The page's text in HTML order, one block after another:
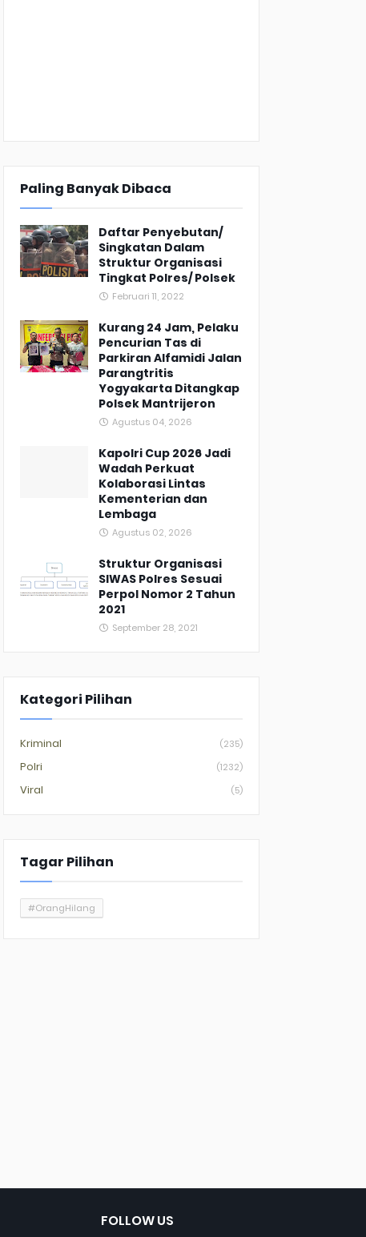
Paling Banyak Dibaca
Daftar Penyebutan/
Singkatan Dalam
Struktur Organisasi
Tingkat Polres/ Polsek
Februari 11, 2022
Kurang 24 Jam, Pelaku
Pencurian Tas di
Parkiran Alfamidi Jalan
Parangtritis
Yogyakarta Ditangkap
Polsek Mantrijeron
Agustus 04, 2026
Kapolri Cup 2026 Jadi
Wadah Perkuat
Kolaborasi Lintas
Kementerian dan
Lembaga
Agustus 02, 2026
Struktur Organisasi
SIWAS Polres Sesuai
Perpol Nomor 2 Tahun
2021
September 28, 2021
Kategori Pilihan
Kriminal (235)
Polri (1232)
Viral (5)
Tagar Pilihan
#OrangHilang
FOLLOW US